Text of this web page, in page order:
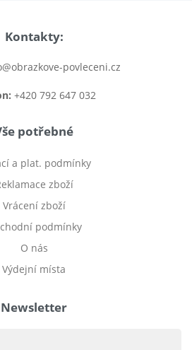
Kontakty:
povleceni.cz
+420 792 647 032
potřebné
a plat. podmínky
zboží
Vrácení zboží
podmínky
O nás
Výdejní místa
Newsletter